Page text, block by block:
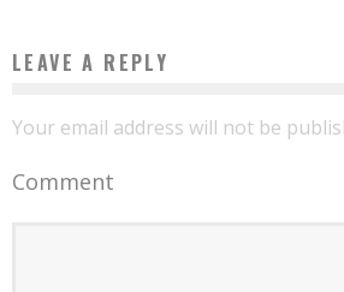
LEAVE A REPLY
Your email address will not be
Comment